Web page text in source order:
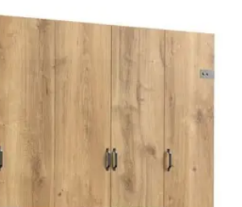
de menuiserieChoix du
Conseils pratiques